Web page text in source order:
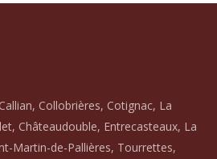
Collobrières, Cotignac, La
Châteaudouble, Entrecasteaux, La
Martin-de-Pallières, Tourrettes,